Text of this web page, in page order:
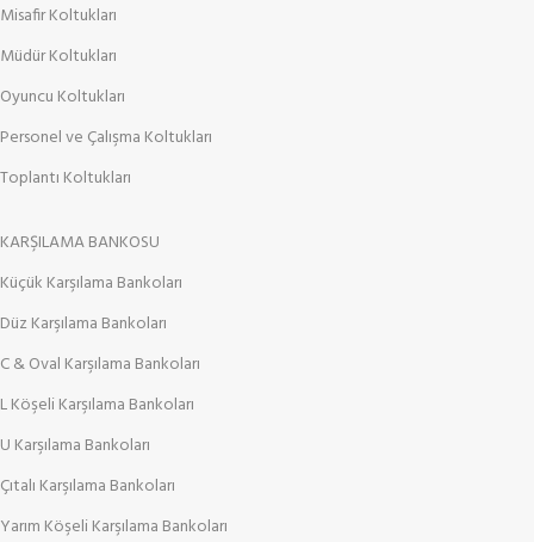
Misafir Koltukları
Müdür Koltukları
Oyuncu Koltukları
Personel ve Çalışma Koltukları
Toplantı Koltukları
KARŞILAMA BANKOSU
Küçük Karşılama Bankoları
Düz Karşılama Bankoları
C & Oval Karşılama Bankoları
L Köşeli Karşılama Bankoları
U Karşılama Bankoları
Çıtalı Karşılama Bankoları
Yarım Köşeli Karşılama Bankoları